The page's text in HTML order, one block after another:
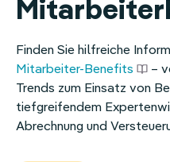
Finden Sie hilfreiche
Mitarbeiter-Benefits
–
Trends zum Einsatz von
tiefgreifendem
Abrechnung und
Essenszuschuss
Internetzuschuss
Services
Integrationen
Erholungsbeihilfe
Internetpauschale